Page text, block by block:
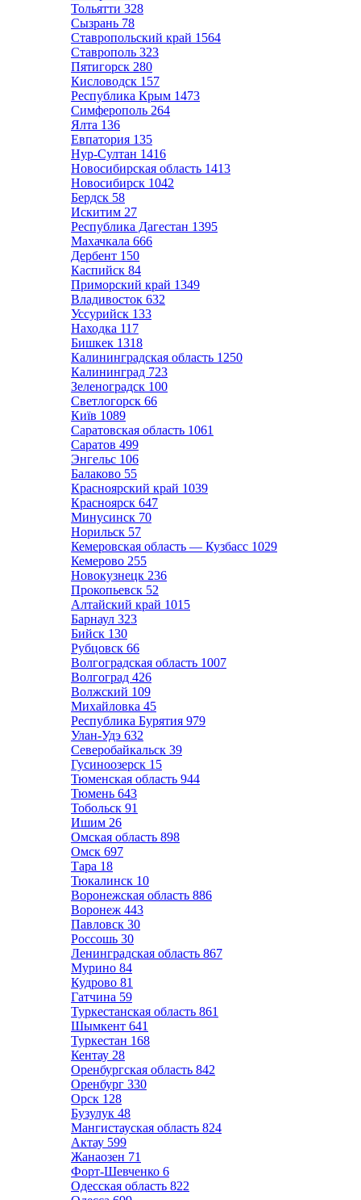
Тольятти 328
Сызрань 78
Ставропольский край 1564
Ставрополь 323
Пятигорск 280
Кисловодск 157
Республика Крым 1473
Симферополь 264
Ялта 136
Евпатория 135
Нур-Султан 1416
Новосибирская область 1413
Новосибирск 1042
Бердск 58
Искитим 27
Республика Дагестан 1395
Махачкала 666
Дербент 150
Каспийск 84
Приморский край 1349
Владивосток 632
Уссурийск 133
Находка 117
Бишкек 1318
Калининградская область 1250
Калининград 723
Зеленоградск 100
Светлогорск 66
Київ 1089
Саратовская область 1061
Саратов 499
Энгельс 106
Балаково 55
Красноярский край 1039
Красноярск 647
Минусинск 70
Норильск 57
Кемеровская область — Кузбасс 1029
Кемерово 255
Новокузнецк 236
Прокопьевск 52
Алтайский край 1015
Барнаул 323
Бийск 130
Рубцовск 66
Волгоградская область 1007
Волгоград 426
Волжский 109
Михайловка 45
Республика Бурятия 979
Улан-Удэ 632
Северобайкальск 39
Гусиноозерск 15
Тюменская область 944
Тюмень 643
Тобольск 91
Ишим 26
Омская область 898
Омск 697
Тара 18
Тюкалинск 10
Воронежская область 886
Воронеж 443
Павловск 30
Россошь 30
Ленинградская область 867
Мурино 84
Кудрово 81
Гатчина 59
Туркестанская область 861
Шымкент 641
Туркестан 168
Кентау 28
Оренбургская область 842
Оренбург 330
Орск 128
Бузулук 48
Мангистауская область 824
Актау 599
Жанаозен 71
Форт-Шевченко 6
Одесская область 822